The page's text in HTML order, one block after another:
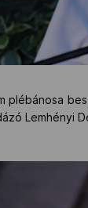
plébánosa
Lemhényi